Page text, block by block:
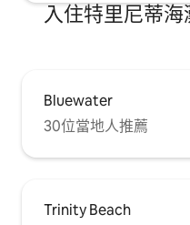
入住特里尼蒂
Bluewater
30位當地人推薦
Trinity Beach